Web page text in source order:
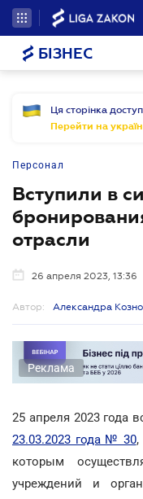
БІЗНЕС
Ця сторінка
Перейти на
Персонал
Вступили в
отрасли
26 апреля 2023, 13:36
Автор: Александра
Реклама
25 апреля 2023 года
23.03.2023 года № 30,
которым
учреждений и